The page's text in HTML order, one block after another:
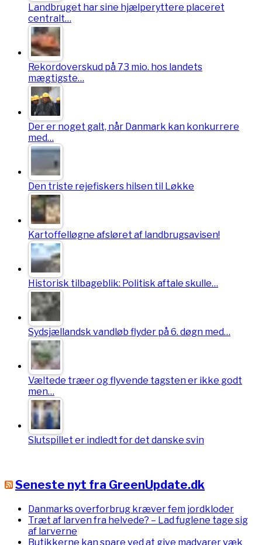
Landbruget har sine hjælperyttere placeret
centralt…
Rekordoverskud på 73 mio. hos landets
mægtigste…
Der er noget galt, når Danmark kan konkurrere
med…
Den triste rejefiskers hilsen til Løkke
Kartoffelløgne afsløret af landbrugsavisen!
Historisk tilbageblik: Politisk aftale skulle…
Sydsjællandsk vandløb flyder på 6. døgn med…
Væltede træer og flyvende tagsten er ikke godt
men…
Slutspillet er indledt for det danske svin
Seneste nyt fra GreenUpdate.dk
Danmarks overforbrug kræver fem jordkloder
Træt af larven fra helvede? – Lad fuglene tage sig
af larverne
Butikkerne kan spare ved at give madvarer væk